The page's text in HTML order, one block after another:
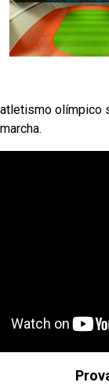
olímpico